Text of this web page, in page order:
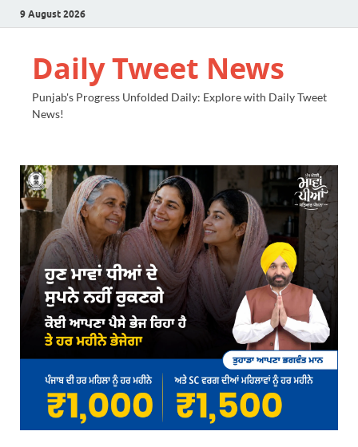
9 August 2026
Daily Tweet News
Punjab's Progress Unfolded Daily: Explore with Daily Tweet
News!